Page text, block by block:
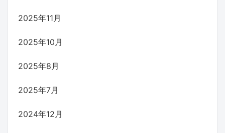
2025年11月
2025年10月
2025年8月
2025年7月
2024年12月